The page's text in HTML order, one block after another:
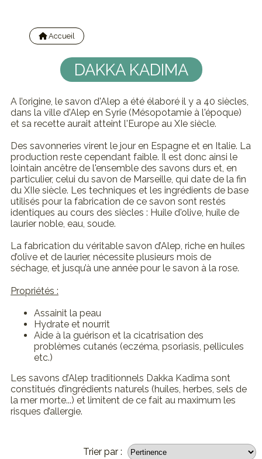
Accueil
DAKKA KADIMA
A l’origine, le savon d'Alep a été élaboré il y a 40 siècles,
dans la ville d'Alep en Syrie (Mésopotamie à l'époque)
et sa recette aurait atteint l'Europe au XIe siècle.
Des savonneries virent le jour en Espagne et en Italie. La
production reste cependant faible. Il est donc ainsi le
lointain ancêtre de l'ensemble des savons durs et, en
particulier, celui du savon de Marseille, qui date de la fin
du XIIe siècle. Les techniques et les ingrédients de base
utilisés pour la fabrication de ce savon sont restés
identiques au cours des siècles : Huile d'olive, huile de
laurier noble, eau, soude.
La fabrication du véritable savon d’Alep, riche en huiles
d’olive et de laurier, nécessite plusieurs mois de
séchage, et jusqu’à une année pour le savon à la rose.
Propriétés :
Assainit la peau
Hydrate et nourrit
Aide à la guérison et la cicatrisation des
problèmes cutanés (eczéma, psoriasis, pellicules
etc.)
Les savons d’Alep traditionnels Dakka Kadima sont
constitués d’ingrédients naturels (huiles, herbes, sels de
la mer morte...) et limitent de ce fait au maximum les
risques d’allergie.
Trier par :